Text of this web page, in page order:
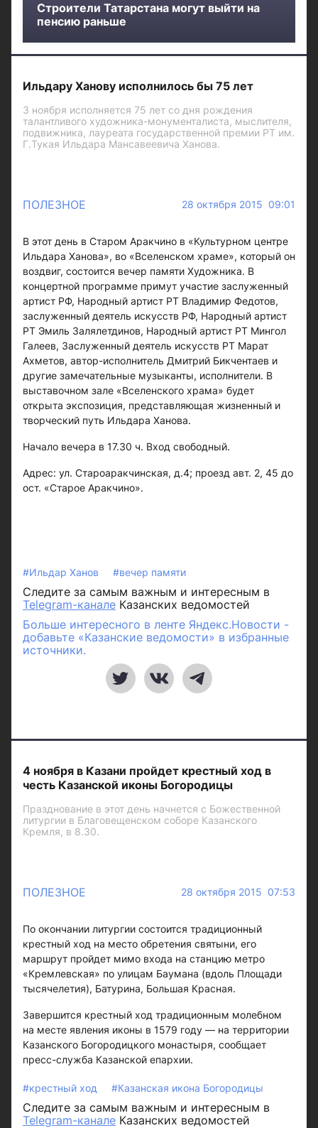
Строители Татарстана могут выйти на
пенсию раньше
Ильдару Ханову исполнилось бы 75 лет
3 ноября исполняется 75 лет со дня рождения
талантливого художника-монументалиста, мыслителя,
подвижника, лауреата государственной премии РТ им.
Г.Тукая Ильдара Мансавеевича Ханова.
ПОЛЕЗНОЕ 28 октября 2015 09:01
В этот день в Старом Аракчино в «Культурном центре
Ильдара Ханова», во «Вселенском храме», который он
воздвиг, состоится вечер памяти Художника. В
концертной программе примут участие заслуженный
артист РФ, Народный артист РТ Владимир Федотов,
заслуженный деятель искусств РФ, Народный артист
РТ Эмиль Залялетдинов, Народный артист РТ Мингол
Галеев, Заслуженный деятель искусств РТ Марат
Ахметов, автор-исполнитель Дмитрий Бикчентаев и
другие замечательные музыканты, исполнители. В
выставочном зале «Вселенского храма» будет
открыта экспозиция, представляющая жизненный и
творческий путь Ильдара Ханова.
Начало вечера в 17.30 ч. Вход свободный.
Адрес: ул. Староаракчинская, д.4; проезд авт. 2, 45 до
ост. «Старое Аракчино».
#Ильдар Ханов #вечер памяти
Следите за самым важным и интересным в
Telegram-канале Казанских ведомостей
Больше интересного в ленте Яндекс.Новости -
добавьте «Казанские ведомости» в избранные
источники.
4 ноября в Казани пройдет крестный ход в
честь Казанской иконы Богородицы
Празднование в этот день начнется с Божественной
литургии в Благовещенском соборе Казанского
Кремля, в 8.30.
ПОЛЕЗНОЕ 28 октября 2015 07:53
По окончании литургии состоится традиционный
крестный ход на место обретения святыни, его
маршрут пройдет мимо входа на станцию метро
«Кремлевская» по улицам Баумана (вдоль Площади
тысячелетия), Батурина, Большая Красная.
Завершится крестный ход традиционным молебном
на месте явления иконы в 1579 году — на территории
Казанского Богородицкого монастыря, сообщает
пресс-служба Казанской епархии.
#крестный ход #Казанская икона Богородицы
Следите за самым важным и интересным в
Telegram-канале Казанских ведомостей